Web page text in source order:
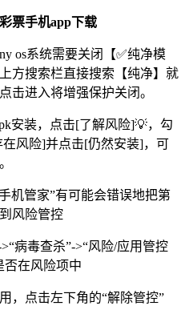
票手机app下载
os系统需要关闭【✅纯净模
方搜索栏直接搜索【纯净】就
击进入将增强保护关闭。
安装，点击[了解风险]💡，勾
风险]并点击[仍然安装]，可
机管家”有可能会错误地把第
风险管控
病毒查杀”->“风险/应用管控
否在风险项中
，点击左下角的“解除管控”